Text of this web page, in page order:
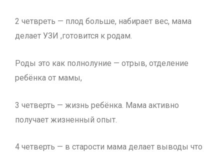
2 четвреть — плод больше, набирает вес, мама
делает УЗИ ,готовится к родам.
Роды это как полнолуние — отрыв, отделение
ребёнка от мамы,
3 четверть — жизнь ребёнка. Мама активно
получает жизненный опыт.
4 четверть — в старости мама делает выводы что